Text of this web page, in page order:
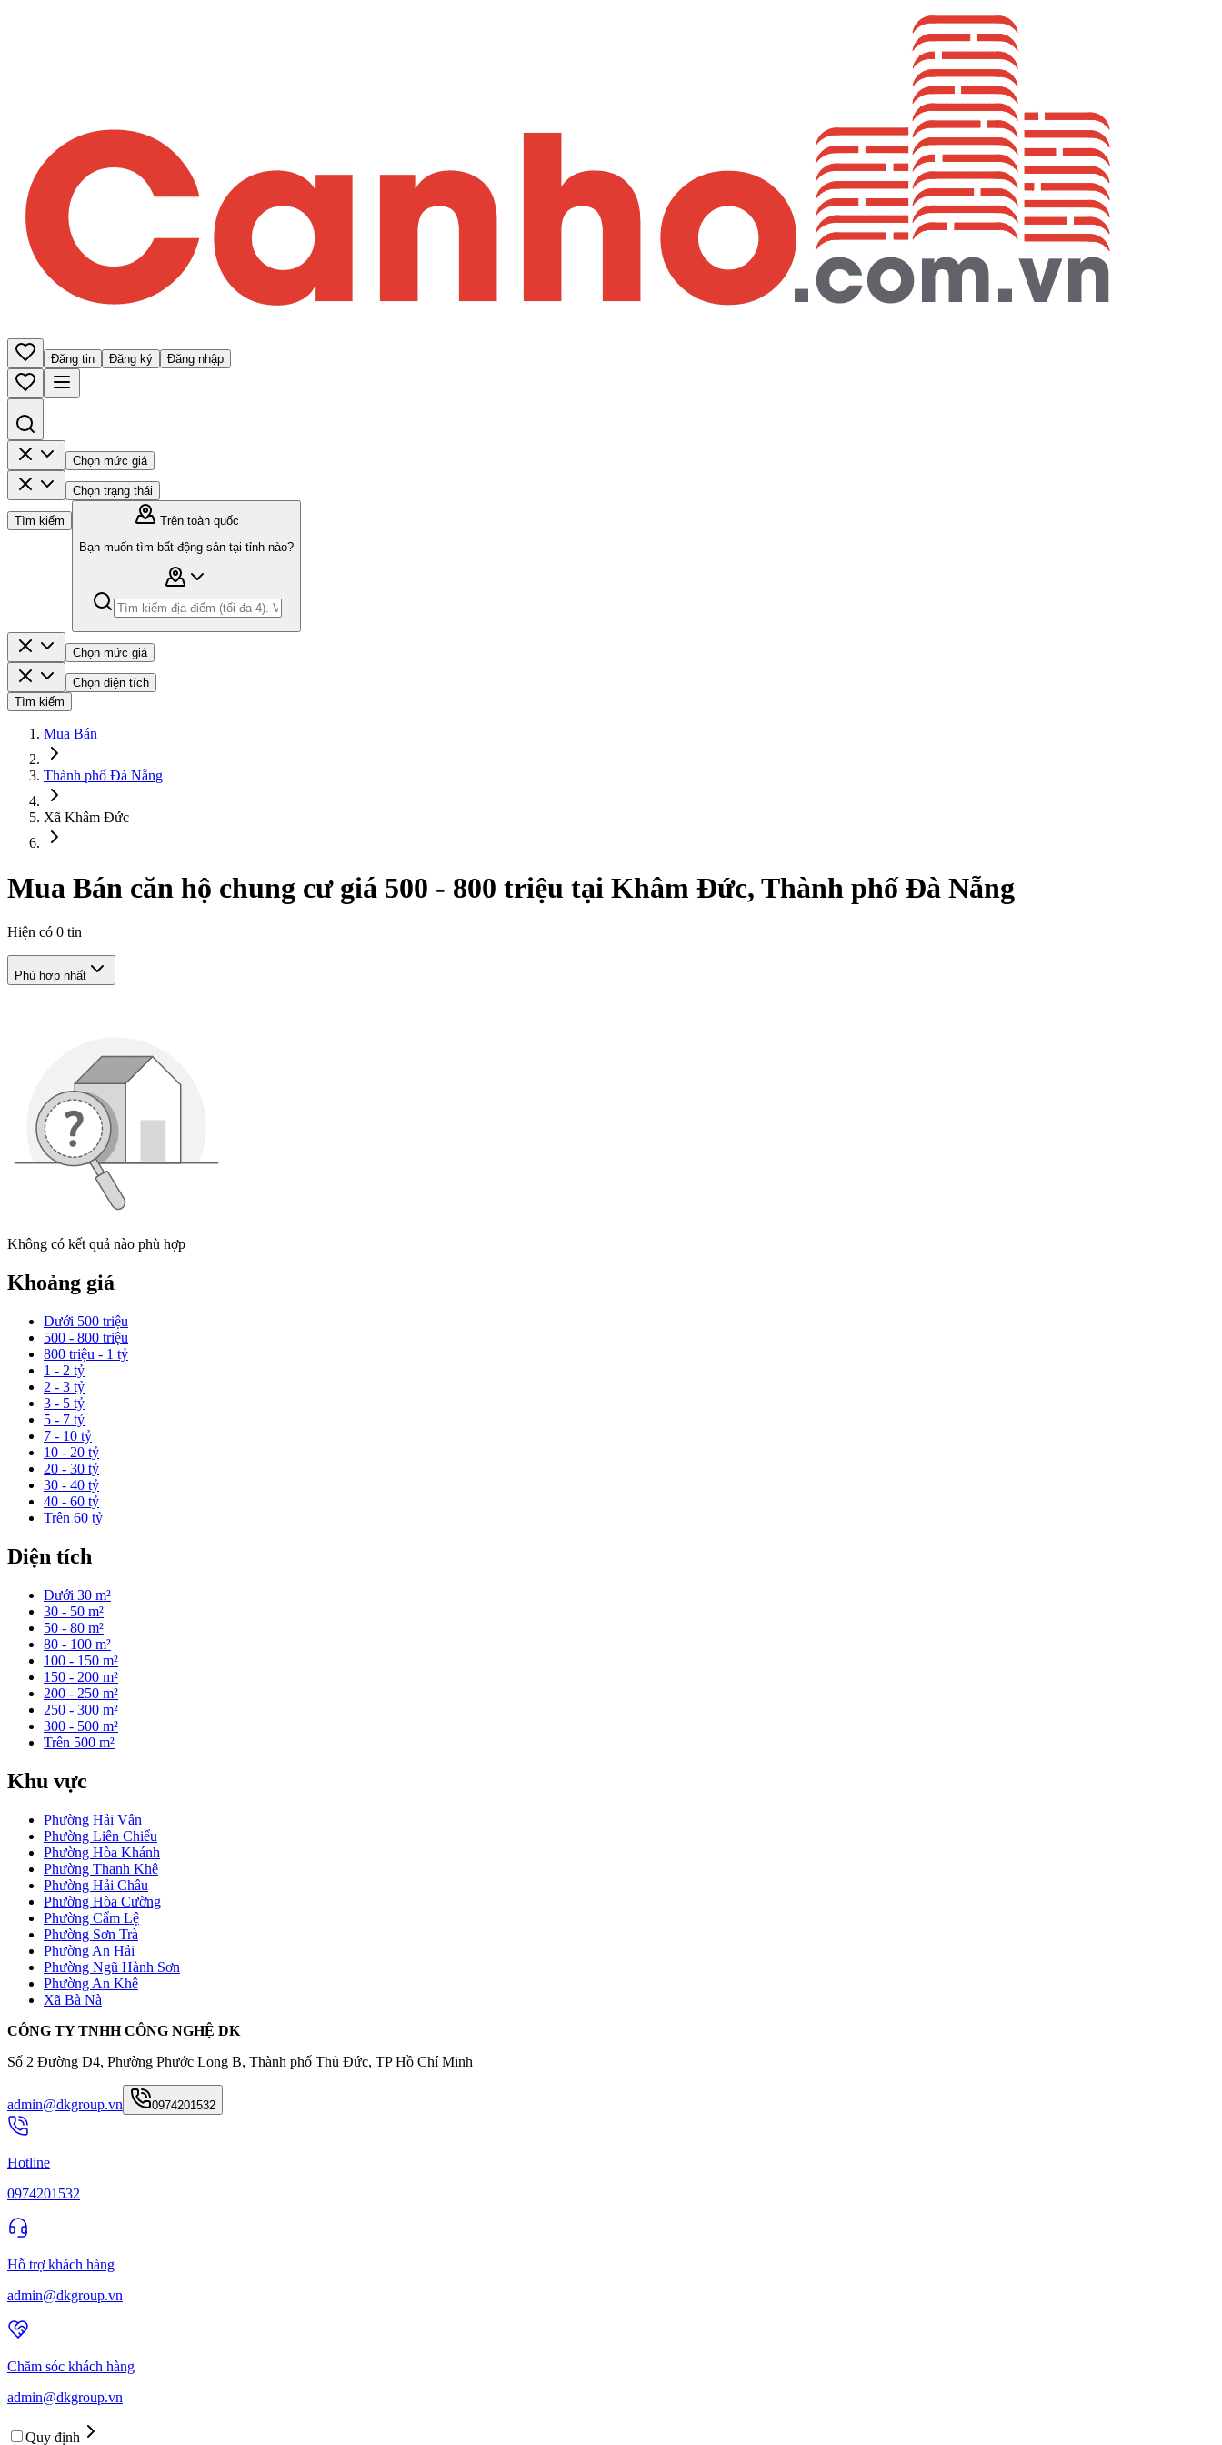
Đăng tin Đăng ký Đăng nhập
Chọn mức giá
Chọn trạng thái
Tìm kiếm
Trên toàn quốc
Bạn muốn tìm bất động sản tại tỉnh nào?
Chọn mức giá
Chọn diện tích
Tìm kiếm
Mua Bán
Thành phố Đà Nẵng
Xã Khâm Đức
Mua Bán căn hộ chung cư giá 500 - 800 triệu tại Khâm Đức, Thành phố Đà Nẵng
Hiện có 0 tin
Phù hợp nhất
Không có kết quả nào phù hợp
Khoảng giá
Dưới 500 triệu
500 - 800 triệu
800 triệu - 1 tỷ
1 - 2 tỷ
2 - 3 tỷ
3 - 5 tỷ
5 - 7 tỷ
7 - 10 tỷ
10 - 20 tỷ
20 - 30 tỷ
30 - 40 tỷ
40 - 60 tỷ
Trên 60 tỷ
Diện tích
Dưới 30 m²
30 - 50 m²
50 - 80 m²
80 - 100 m²
100 - 150 m²
150 - 200 m²
200 - 250 m²
250 - 300 m²
300 - 500 m²
Trên 500 m²
Khu vực
Phường Hải Vân
Phường Liên Chiểu
Phường Hòa Khánh
Phường Thanh Khê
Phường Hải Châu
Phường Hòa Cường
Phường Cẩm Lệ
Phường Sơn Trà
Phường An Hải
Phường Ngũ Hành Sơn
Phường An Khê
Xã Bà Nà
CÔNG TY TNHH CÔNG NGHỆ DK
Số 2 Đường D4, Phường Phước Long B, Thành phố Thủ Đức, TP Hồ Chí Minh
admin@dkgroup.vn 0974201532
Hotline
0974201532
Hỗ trợ khách hàng
admin@dkgroup.vn
Chăm sóc khách hàng
admin@dkgroup.vn
Quy định